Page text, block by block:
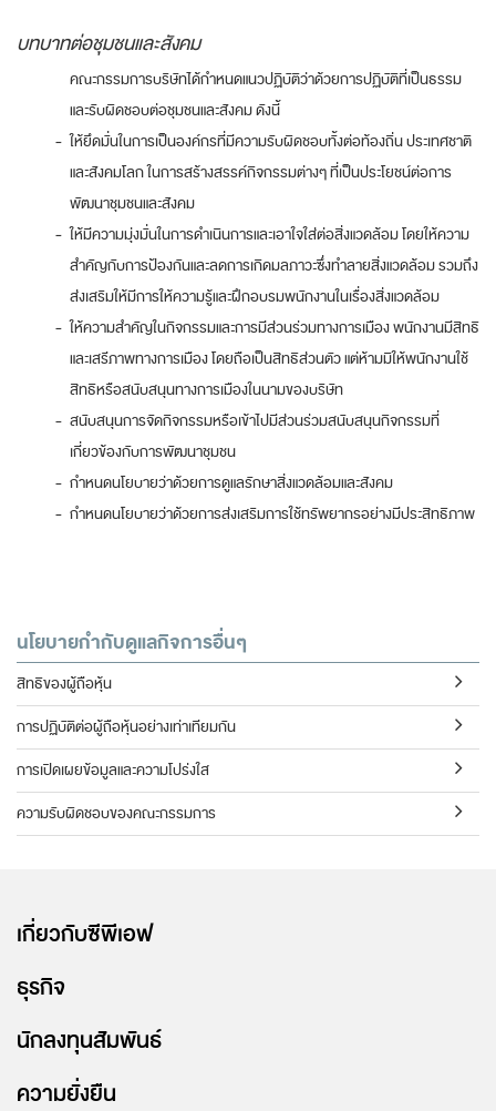
บทบาทต่อชุมชนและสังคม
คณะกรรมการบริษัทได้กำหนดแนวปฏิบัติว่าด้วยการปฏิบัติที่เป็นธรรม
และรับผิดชอบต่อชุมชนและสังคม ดังนี้
- ให้ยึดมั่นในการเป็นองค์กรที่มีความรับผิดชอบทั้งต่อท้องถิ่น ประเทศชาติ
และสังคมโลก ในการสร้างสรรค์กิจกรรมต่างๆ ที่เป็นประโยชน์ต่อการ
พัฒนาชุมชนและสังคม
- ให้มีความมุ่งมั่นในการดำเนินการและเอาใจใส่ต่อสิ่งแวดล้อม โดยให้ความ
สำคัญกับการป้องกันและลดการเกิดมลภาวะซึ่งทำลายสิ่งแวดล้อม รวมถึง
ส่งเสริมให้มีการให้ความรู้และฝึกอบรมพนักงานในเรื่องสิ่งแวดล้อม
- ให้ความสำคัญในกิจกรรมและการมีส่วนร่วมทางการเมือง พนักงานมีสิทธิ
และเสรีภาพทางการเมือง โดยถือเป็นสิทธิส่วนตัว แต่ห้ามมิให้พนักงานใช้
สิทธิหรือสนับสนุนทางการเมืองในนามของบริษัท
- สนับสนุนการจัดกิจกรรมหรือเข้าไปมีส่วนร่วมสนับสนุนกิจกรรมที่
เกี่ยวข้องกับการพัฒนาชุมชน
- กำหนดนโยบายว่าด้วยการดูแลรักษาสิ่งแวดล้อมและสังคม
- กำหนดนโยบายว่าด้วยการส่งเสริมการใช้ทรัพยากรอย่างมีประสิทธิภาพ
นโยบายกำกับดูแลกิจการอื่นๆ
สิทธิของผู้ถือหุ้น
การปฏิบัติต่อผู้ถือหุ้นอย่างเท่าเทียมกัน
การเปิดเผยข้อมูลและความโปร่งใส
ความรับผิดชอบของคณะกรรมการ
เกี่ยวกับซีพีเอฟ
ธุรกิจ
นักลงทุนสัมพันธ์
ความยั่งยืน